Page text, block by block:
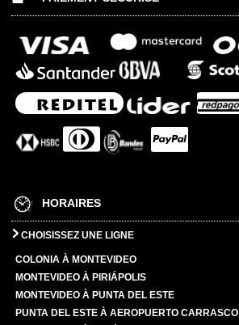
HORAIRES
CHOISISSEZ UNE LIGNE
COLONIA À MONTEVIDEO
MONTEVIDEO À PIRIÁPOLIS
MONTEVIDEO À PUNTA DEL ESTE
PUNTA DEL ESTE À AEROPUERTO CARRASCO